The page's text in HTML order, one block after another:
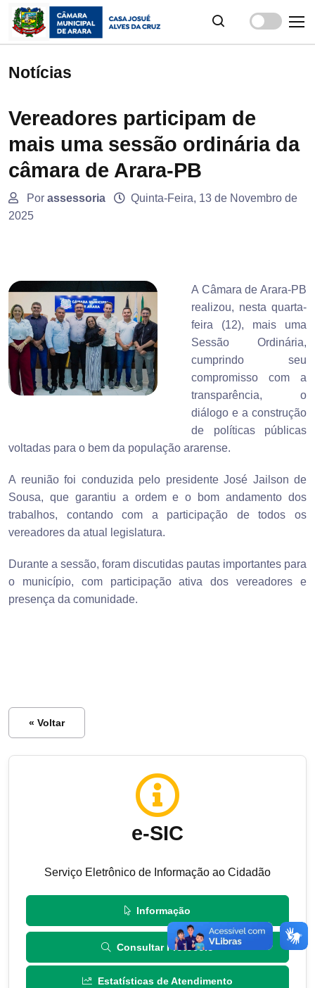
Notícias
Vereadores participam de
mais uma sessão ordinária da
câmara de Arara-PB
Por assessoria
Quinta-Feira, 13 de Novembro de
2025
A Câmara de Arara-PB
realizou, nesta quarta-
feira (12), mais uma
Sessão Ordinária,
cumprindo seu
compromisso com a
transparência, o
diálogo e a construção
de políticas públicas
voltadas para o bem da população ararense.
A reunião foi conduzida pelo presidente José Jailson de
Sousa, que garantiu a ordem e o bom andamento dos
trabalhos, contando com a participação de todos os
vereadores da atual legislatura.
Durante a sessão, foram discutidas pautas importantes para
o município, com participação ativa dos vereadores e
presença da comunidade.
« Voltar
e-SIC
Serviço Eletrônico de Informação ao Cidadão
Informação
Consultar Protocolo
Estatísticas de Atendimento